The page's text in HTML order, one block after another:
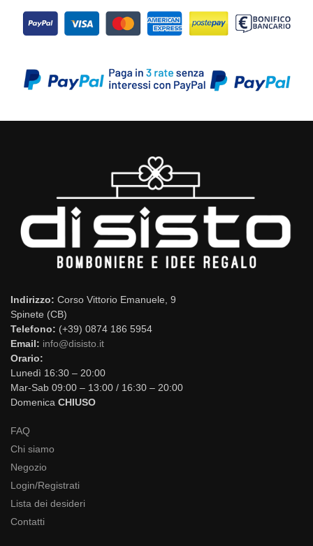
Indirizzo: Corso Vittorio Emanuele, 9
Spinete (CB)
Telefono: (+39) 0874 186 5954
Email: info@disisto.it
Orario:
Lunedì 16:30 – 20:00
Mar-Sab 09:00 – 13:00 / 16:30 – 20:00
Domenica CHIUSO
FAQ
Chi siamo
Negozio
Login/Registrati
Lista dei desideri
Contatti